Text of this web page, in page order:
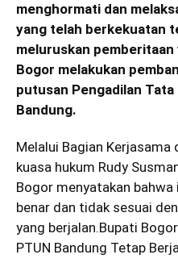
menghormati dan
yang telah berkekuatan
meluruskan
Bogor melakukan
putusan Pengadilan Tata
Bandung.
Melalui Bagian Kerjasama
kuasa hukum Rudy
Bogor menyatakan
benar dan tidak sesuai
yang berjalan.Bupati
PTUN Bandung Tetap